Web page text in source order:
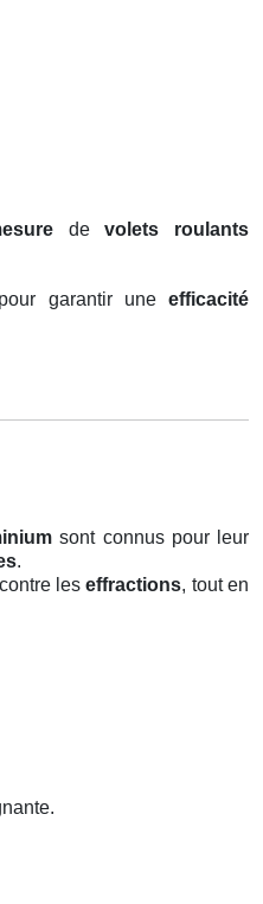
devolets roulants
garantir uneefficacité
sont connus pour leur
.
contre leseffractions, tout en